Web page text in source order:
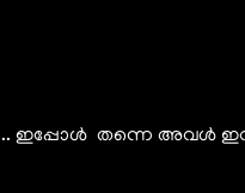
ഇപ്പോൾ തന്നെ